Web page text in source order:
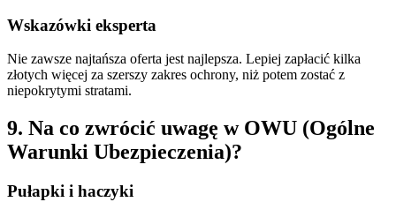
Wskazówki eksperta
Nie zawsze najtańsza oferta jest najlepsza. Lepiej zapłacić kilka
złotych więcej za szerszy zakres ochrony, niż potem zostać z
niepokrytymi stratami.
9. Na co zwrócić uwagę w OWU (Ogólne
Warunki Ubezpieczenia)?
Pułapki i haczyki